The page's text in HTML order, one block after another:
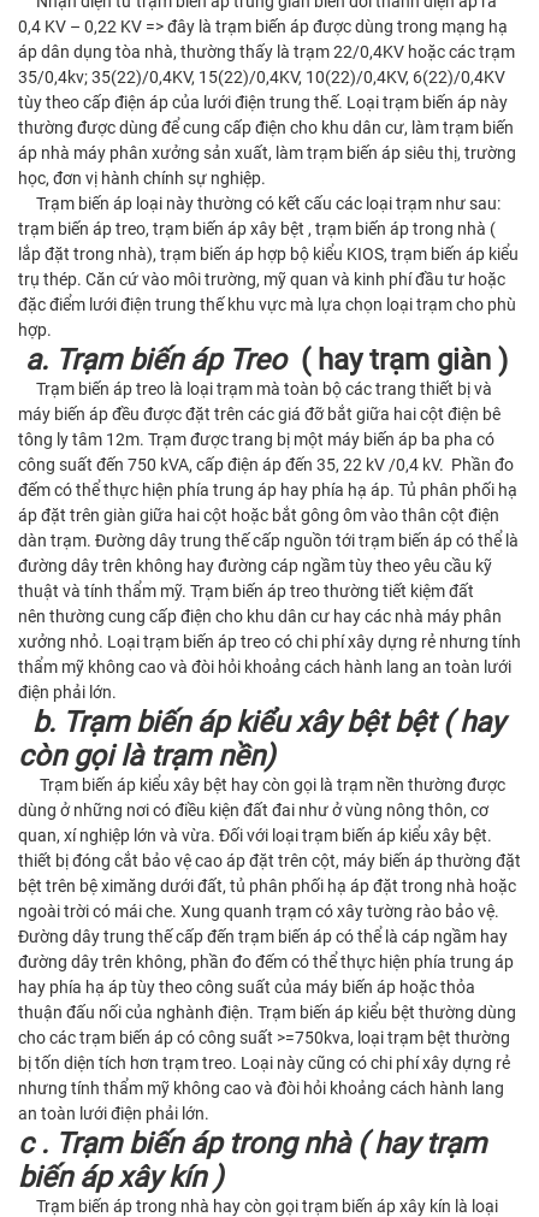
0,4 KV – 0,22 KV => đây là trạm biến áp được dùng trong mạng hạ
áp dân dụng tòa nhà, thường thấy là trạm 22/0,4KV hoặc các trạm
35/0,4kv; 35(22)/0,4KV, 15(22)/0,4KV, 10(22)/0,4KV, 6(22)/0,4KV
tùy theo cấp điện áp của lưới điện trung thế. Loại trạm biến áp này
thường được dùng để cung cấp điện cho khu dân cư, làm trạm biến
áp nhà máy phân xưởng sản xuất, làm trạm biến áp siêu thị, trường
học, đơn vị hành chính sự nghiệp.
Trạm biến áp loại này thường có kết cấu các loại trạm như sau:
trạm biến áp treo, trạm biến áp xây bệt , trạm biến áp trong nhà (
lắp đặt trong nhà), trạm biến áp hợp bộ kiểu KIOS, trạm biến áp kiểu
trụ thép. Căn cứ vào môi trường, mỹ quan và kinh phí đầu tư hoặc
đặc điểm lưới điện trung thế khu vực mà lựa chọn loại trạm cho phù
hợp.
a. Trạm biến áp Treo( hay trạm giàn )
Trạm biến áp treo là loại trạm mà toàn bộ các trang thiết bị và
máy biến áp đều được đặt trên các giá đỡ bắt giữa hai cột điện bê
tông ly tâm 12m. Trạm được trang bị một máy biến áp ba pha có
công suất đến 750 kVA, cấp điện áp đến 35, 22 kV /0,4 kV. Phần đo
đếm có thể thực hiện phía trung áp hay phía hạ áp. Tủ phân phối hạ
áp đặt trên giàn giữa hai cột hoặc bắt gông ôm vào thân cột điện
dàn trạm. Đường dây trung thế cấp nguồn tới trạm biến áp có thể là
đường dây trên không hay đường cáp ngầm tùy theo yêu cầu kỹ
thuật và tính thẩm mỹ. Trạm biến áp treo thường tiết kiệm đất
nên thường cung cấp điện cho khu dân cư hay các nhà máy phân
xưởng nhỏ. Loại trạm biến áp treo có chi phí xây dựng rẻ nhưng tính
thẩm mỹ không cao và đòi hỏi khoảng cách hành lang an toàn lưới
điện phải lớn.
b. Trạm biến áp kiểu xây bệt bệt ( hay
còn gọi là trạm nền)
Trạm biến áp kiểu xây bệt hay còn gọi là trạm nền thường được
dùng ở những nơi có điều kiện đất đai như ở vùng nông thôn, cơ
quan, xí nghiệp lớn và vừa. Đối với loại trạm biến áp kiểu xây bệt.
thiết bị đóng cắt bảo vệ cao áp đặt trên cột, máy biến áp thường đặt
bệt trên bệ ximăng dưới đất, tủ phân phối hạ áp đặt trong nhà hoặc
ngoài trời có mái che. Xung quanh trạm có xây tường rào bảo vệ.
Đường dây trung thế cấp đến trạm biến áp có thể là cáp ngầm hay
đường dây trên không, phần đo đếm có thể thực hiện phía trung áp
hay phía hạ áp tùy theo công suất của máy biến áp hoặc thỏa
thuận đấu nối của nghành điện. Trạm biến áp kiểu bệt thường dùng
cho các trạm biến áp có công suất >=750kva, loại trạm bệt thường
bị tốn diện tích hơn trạm treo. Loại này cũng có chi phí xây dựng rẻ
nhưng tính thẩm mỹ không cao và đòi hỏi khoảng cách hành lang
an toàn lưới điện phải lớn.
c . Trạm biến áp trong nhà ( hay trạm
biến áp xây kín )
Trạm biến áp trong nhà hay còn gọi trạm biến áp xây kín là loại